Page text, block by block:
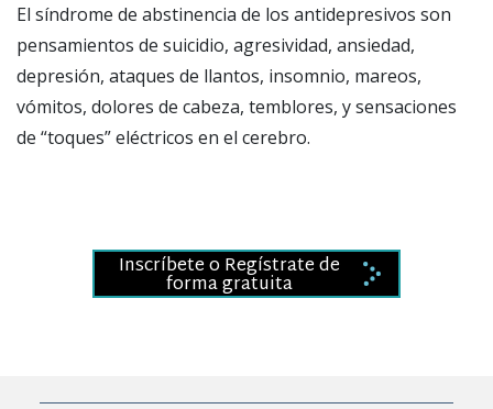
El síndrome de abstinencia de los antidepresivos son
pensamientos de suicidio, agresividad, ansiedad,
depresión, ataques de llantos, insomnio, mareos,
vómitos, dolores de cabeza, temblores, y sensaciones
de “toques” eléctricos en el cerebro.
Inscríbete o Regístrate de
forma gratuita